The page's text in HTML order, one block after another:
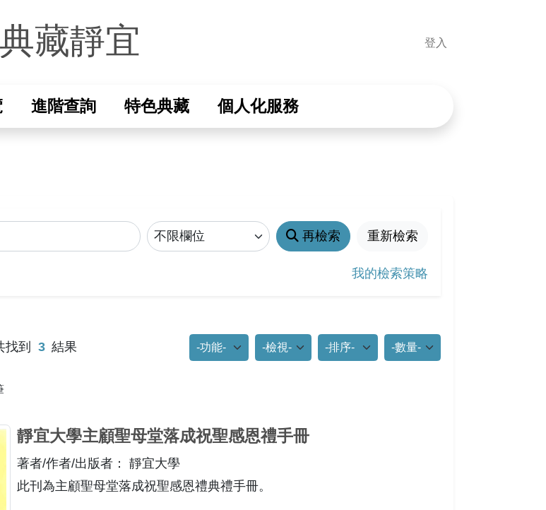
登入
進階查詢 特色典藏 個人化服務
縮小查詢範圍 再檢索 重新檢索
我的檢索策略
找到 3 結果 功能選項 檢視模式 排列 每頁筆數
靜宜大學主顧聖母堂落成祝聖感恩禮手冊
著者/作者/出版者： 靜宜大學
此刊為主顧聖母堂落成祝聖感恩禮典禮手冊。